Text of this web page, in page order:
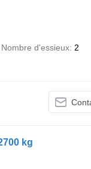
Nombre d'essieux 2
kg